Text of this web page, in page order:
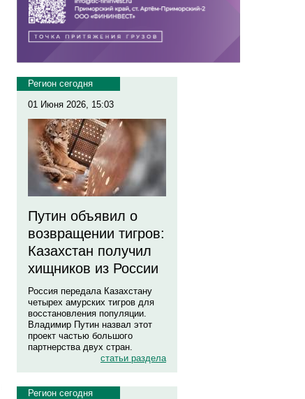
Регион сегодня
01 Июня 2026, 15:03
Путин объявил о
возвращении тигров:
Казахстан получил
хищников из России
Россия передала Казахстану
четырех амурских тигров для
восстановления популяции.
Владимир Путин назвал этот
проект частью большого
партнерства двух стран.
статьи раздела
Регион сегодня